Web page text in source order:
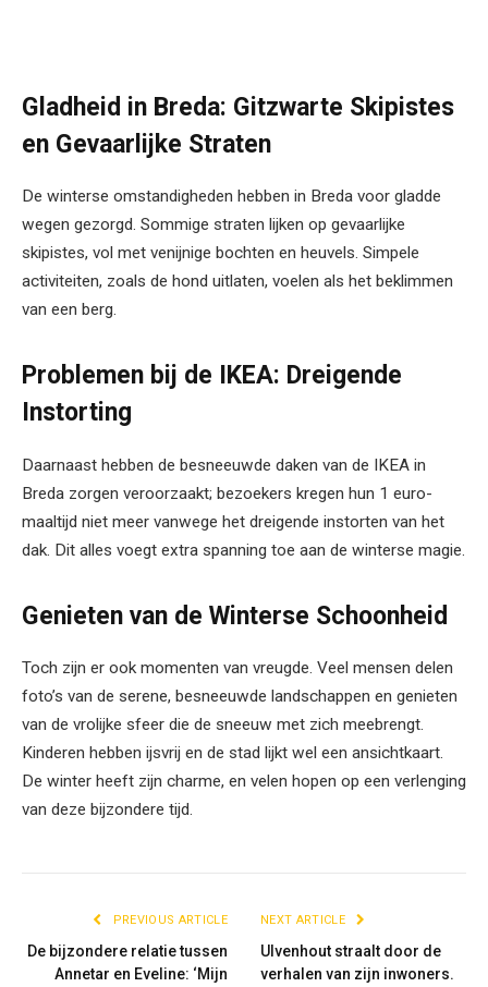
Gladheid in Breda: Gitzwarte Skipistes
en Gevaarlijke Straten
De winterse omstandigheden hebben in Breda voor gladde
wegen gezorgd. Sommige straten lijken op gevaarlijke
skipistes, vol met venijnige bochten en heuvels. Simpele
activiteiten, zoals de hond uitlaten, voelen als het beklimmen
van een berg.
Problemen bij de IKEA: Dreigende
Instorting
Daarnaast hebben de besneeuwde daken van de IKEA in
Breda zorgen veroorzaakt; bezoekers kregen hun 1 euro-
maaltijd niet meer vanwege het dreigende instorten van het
dak. Dit alles voegt extra spanning toe aan de winterse magie.
Genieten van de Winterse Schoonheid
Toch zijn er ook momenten van vreugde. Veel mensen delen
foto’s van de serene, besneeuwde landschappen en genieten
van de vrolijke sfeer die de sneeuw met zich meebrengt.
Kinderen hebben ijsvrij en de stad lijkt wel een ansichtkaart.
De winter heeft zijn charme, en velen hopen op een verlenging
van deze bijzondere tijd.
PREVIOUS ARTICLE
De bijzondere relatie tussen
Annetar en Eveline: ‘Mijn
NEXT ARTICLE
Ulvenhout straalt door de
verhalen van zijn inwoners.